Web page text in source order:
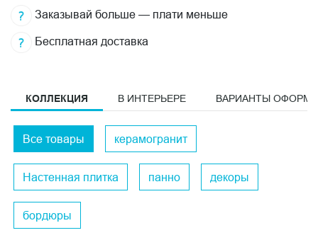
Заказывай больше — плати меньше
Бесплатная доставка
КОЛЛЕКЦИЯ В ИНТЕРЬЕРЕ ВАРИАНТЫ
Все товары керамогранит
Настенная плитка панно декоры
бордюры